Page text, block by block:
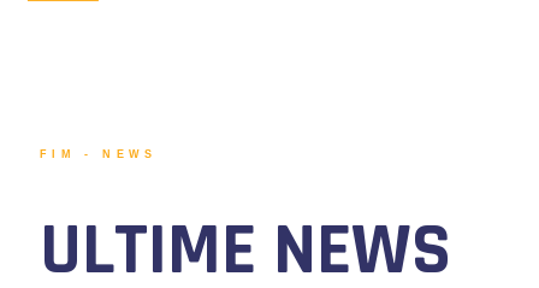
FIM - NEWS
ULTIME NEWS